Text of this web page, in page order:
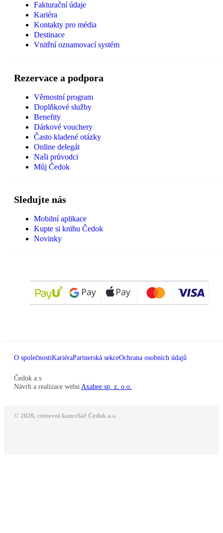
Fakturační údaje
Kariéra
Kontakty pro média
Destinace
Vnitřní oznamovací systém
Rezervace a podpora
Věrnostní program
Doplňkové služby
Benefity
Dárkové vouchery
Často kladené otázky
Online delegát
Naši průvodci
Můj Čedok
Sledujte nás
Mobilní aplikace
Kupte si knihu Čedok
Novinky
O společnostiKariéraPartnerská sekceOchrana osobních údajů
Čedok a.s
Návrh a realizace webu Axabee sp. z. o.o.
© 2026, cestovní kancelář Čedok a.s.